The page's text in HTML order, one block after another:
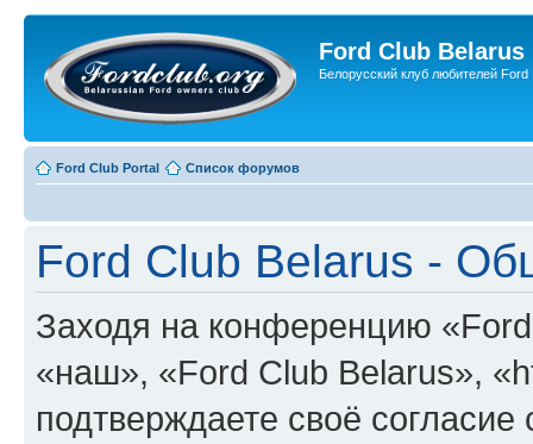
Ford Club Belarus
Белорусский клуб любителей Ford
Ford Club Portal Список форумов
Ford Club Belarus -
Заходя на конференцию
«наш», «Ford Club Belarus»,
подтверждаете своё